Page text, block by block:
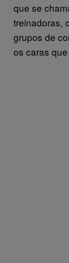
que se
treinadoras,
grupos de
os caras